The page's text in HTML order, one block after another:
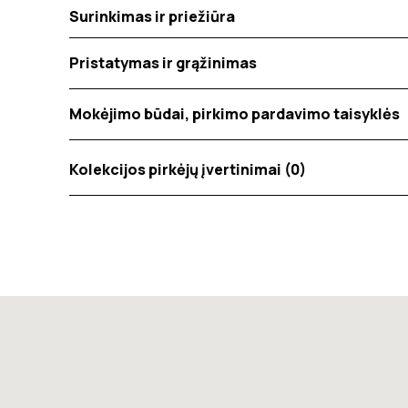
Surinkimas ir priežiūra
Pristatymas ir grąžinimas
Mokėjimo būdai, pirkimo pardavimo taisyklės
Kolekcijos pirkėjų įvertinimai (0)